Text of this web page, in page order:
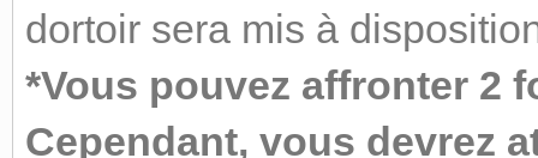
dortoir sera mis à
*Vous pouvez affronter 2
Cependant, vous devrez